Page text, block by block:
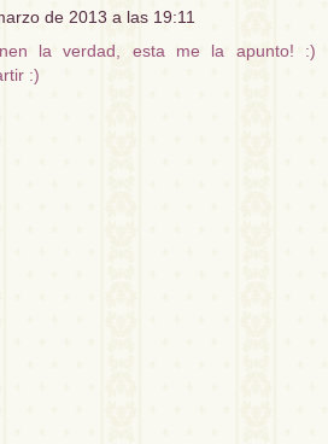
de 2013 a las 19:11
la verdad, esta me la apunto! :)
:)